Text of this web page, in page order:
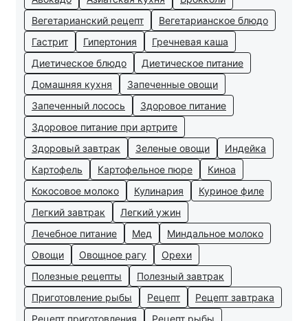
Вегетарианский рецепт
Вегетарианское блюдо
Гастрит
Гипертония
Гречневая каша
Диетическое блюдо
Диетическое питание
Домашняя кухня
Запеченные овощи
Запеченный лосось
Здоровое питание
Здоровое питание при артрите
Здоровый завтрак
Зеленые овощи
Индейка
Картофель
Картофельное пюре
Киноа
Кокосовое молоко
Кулинария
Куриное филе
Легкий завтрак
Легкий ужин
Лечебное питание
Мед
Миндальное молоко
Овощи
Овощное рагу
Орехи
Полезные рецепты
Полезный завтрак
Приготовление рыбы
Рецепт
Рецепт завтрака